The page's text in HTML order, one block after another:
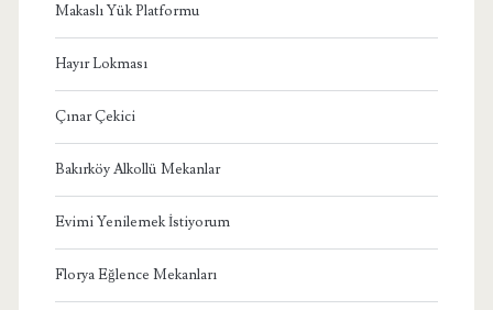
Makaslı Yük Platformu
Hayır Lokması
Çınar Çekici
Bakırköy Alkollü Mekanlar
Evimi Yenilemek İstiyorum
Florya Eğlence Mekanları